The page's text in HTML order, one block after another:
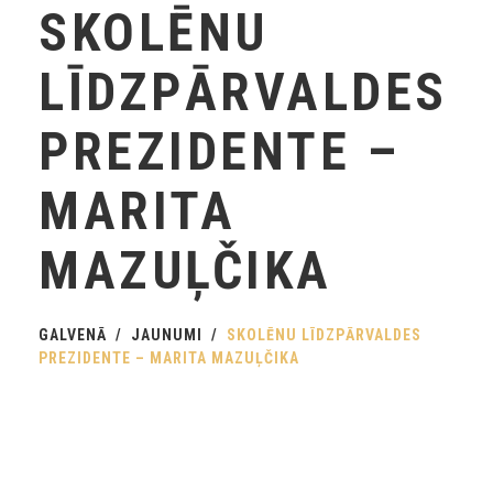
SKOLĒNU
LĪDZPĀRVALDES
PREZIDENTE –
MARITA
MAZUĻČIKA
GALVENĀ JAUNUMI
SKOLĒNU LĪDZPĀRVALDES
PREZIDENTE – MARITA MAZUĻČIKA